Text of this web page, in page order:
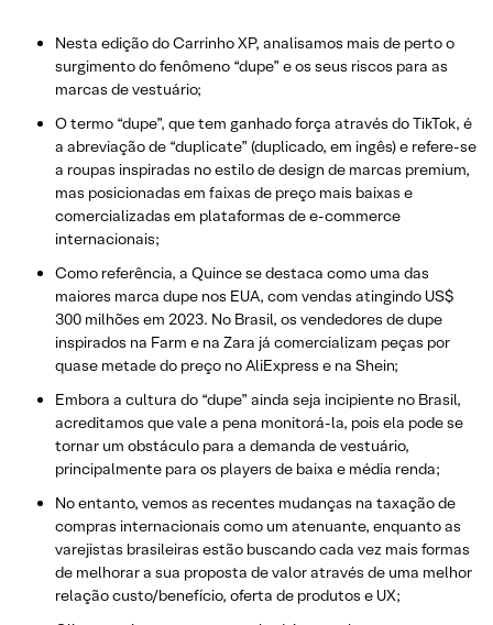
Nesta edição do Carrinho XP, analisamos mais de perto o
surgimento do fenômeno “dupe” e os seus riscos para as
marcas de vestuário;
O termo “dupe”, que tem ganhado força através do TikTok, é
a abreviação de “duplicate” (duplicado, em ingês) e refere-se
a roupas inspiradas no estilo de design de marcas premium,
mas posicionadas em faixas de preço mais baixas e
comercializadas em plataformas de e-commerce
internacionais;
Como referência, a Quince se destaca como uma das
maiores marca dupe nos EUA, com vendas atingindo US$
300 milhões em 2023. No Brasil, os vendedores de dupe
inspirados na Farm e na Zara já comercializam peças por
quase metade do preço no AliExpress e na Shein;
Embora a cultura do “dupe” ainda seja incipiente no Brasil,
acreditamos que vale a pena monitorá-la, pois ela pode se
tornar um obstáculo para a demanda de vestuário,
principalmente para os players de baixa e média renda;
No entanto, vemos as recentes mudanças na taxação de
compras internacionais como um atenuante, enquanto as
varejistas brasileiras estão buscando cada vez mais formas
de melhorar a sua proposta de valor através de uma melhor
relação custo/benefício, oferta de produtos e UX;